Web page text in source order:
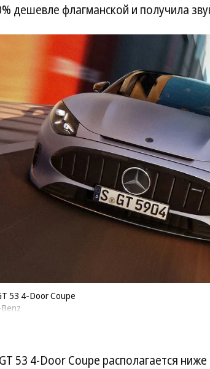
дешевле флагманской и получила
53 4-Door Coupe
53 4-Door Coupe располагается ниже